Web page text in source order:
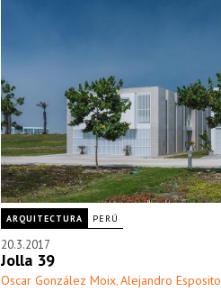
ARQUITECTURA PERÚ
20.3.2017
Jolla 39
Oscar González Moix, Alejandro Esposito